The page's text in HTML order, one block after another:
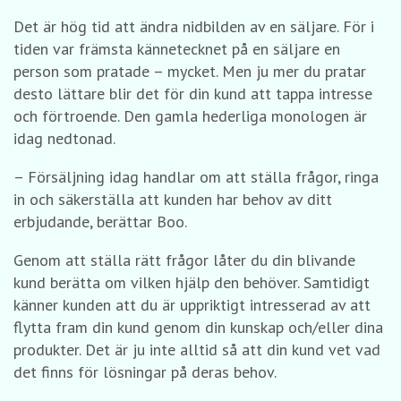
Det är hög tid att ändra nidbilden av en säljare. För i
tiden var främsta kännetecknet på en säljare en
person som pratade – mycket. Men ju mer du pratar
desto lättare blir det för din kund att tappa intresse
och förtroende. Den gamla hederliga monologen är
idag nedtonad.
– Försäljning idag handlar om att ställa frågor, ringa
in och säkerställa att kunden har behov av ditt
erbjudande, berättar Boo.
Genom att ställa rätt frågor låter du din blivande
kund berätta om vilken hjälp den behöver. Samtidigt
känner kunden att du är uppriktigt intresserad av att
flytta fram din kund genom din kunskap och/eller dina
produkter. Det är ju inte alltid så att din kund vet vad
det finns för lösningar på deras behov.